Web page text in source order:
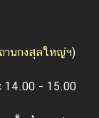
านกงสุลใหญ่ฯ)
14.00 - 15.00